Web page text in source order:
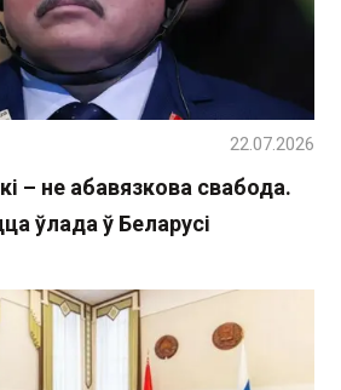
– не абавязкова свабода.
ўлада ў Беларусі
22.07.2026